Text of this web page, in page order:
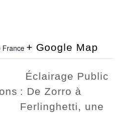
France + Google Map
Éclairage Public
: De Zorro à
Ferlinghetti, une